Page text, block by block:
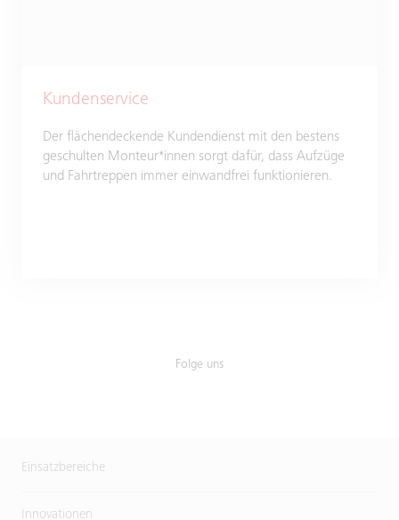
Kundenservice
Der flächendeckende Kundendienst mit den bestens
geschulten Monteur*innen sorgt dafür, dass Aufzüge
und Fahrtreppen immer einwandfrei funktionieren.
Folge uns
Einsatzbereiche
Innovationen